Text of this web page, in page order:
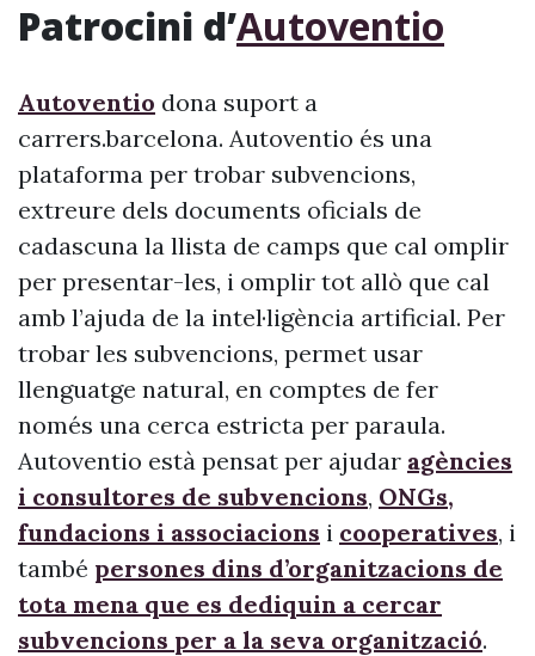
Patrocini d’Autoventio
Autoventio dona suport a
carrers.barcelona. Autoventio és una
plataforma per trobar subvencions,
extreure dels documents oficials de
cadascuna la llista de camps que cal omplir
per presentar-les, i omplir tot allò que cal
amb l’ajuda de la intel·ligència artificial. Per
trobar les subvencions, permet usar
llenguatge natural, en comptes de fer
només una cerca estricta per paraula.
Autoventio està pensat per ajudar agències
i consultores de subvencions, ONGs,
fundacions i associacions i cooperatives, i
també persones dins d’organitzacions de
tota mena que es dediquin a cercar
subvencions per a la seva organització.